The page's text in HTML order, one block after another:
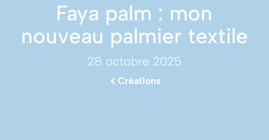
Faya palm : mon
nouveau palmier textile
28 octobre 2025
Créations